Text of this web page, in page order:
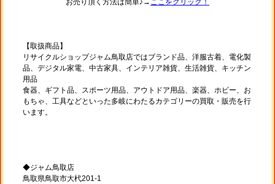
【取扱商品】
リサイクルショップジャム鳥取店ではブランド品、洋服古着、電化製
品、デジタル家電、中古家具、インテリア雑貨、生活雑貨、キッチン
用品
食器、ギフト品、スポーツ用品、アウトドア用品、楽器、ホビー、お
もちゃ、工具などといった多岐にわたるカテゴリーの買取・販売を行
います。
◆ジャム鳥取店
鳥取県鳥取市大杙201-1